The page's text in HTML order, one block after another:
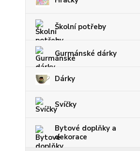
Školní potřeby
Gurmánské dárky
Dárky
Svíčky
Bytové doplňky a
dekorace